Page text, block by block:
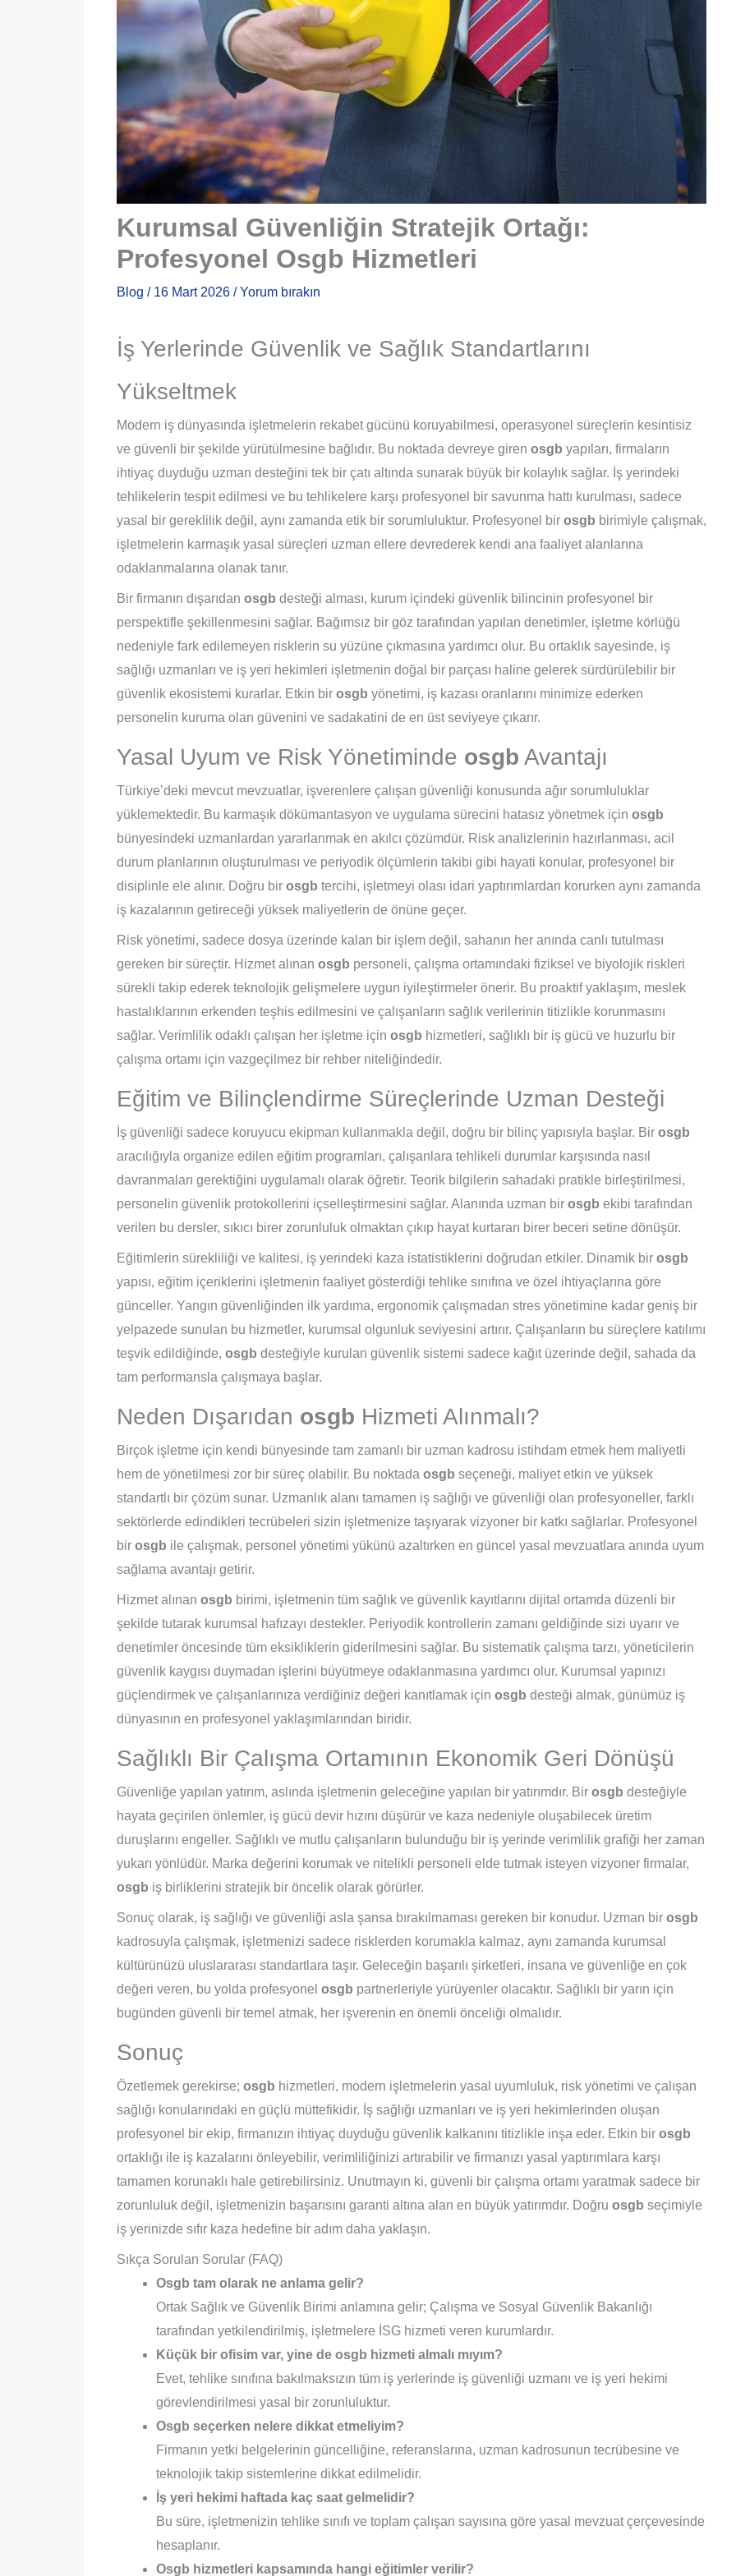
Kurumsal Güvenliğin Stratejik Ortağı:
Profesyonel Osgb Hizmetleri
Blog / 16 Mart 2026 /Yorum bırakın
İş Yerlerinde Güvenlik ve Sağlık Standartlarını
Yükseltmek
Modern iş dünyasında işletmelerin rekabet gücünü koruyabilmesi, operasyonel süreçlerin kesintisiz
ve güvenli bir şekilde yürütülmesine bağlıdır. Bu noktada devreye giren osgb yapıları, firmaların
ihtiyaç duyduğu uzman desteğini tek bir çatı altında sunarak büyük bir kolaylık sağlar. İş yerindeki
tehlikelerin tespit edilmesi ve bu tehlikelere karşı profesyonel bir savunma hattı kurulması, sadece
yasal bir gereklilik değil, aynı zamanda etik bir sorumluluktur. Profesyonel bir osgb birimiyle çalışmak,
işletmelerin karmaşık yasal süreçleri uzman ellere devrederek kendi ana faaliyet alanlarına
odaklanmalarına olanak tanır.
Bir firmanın dışarıdan osgb desteği alması, kurum içindeki güvenlik bilincinin profesyonel bir
perspektifle şekillenmesini sağlar. Bağımsız bir göz tarafından yapılan denetimler, işletme körlüğü
nedeniyle fark edilemeyen risklerin su yüzüne çıkmasına yardımcı olur. Bu ortaklık sayesinde, iş
sağlığı uzmanları ve iş yeri hekimleri işletmenin doğal bir parçası haline gelerek sürdürülebilir bir
güvenlik ekosistemi kurarlar. Etkin bir osgb yönetimi, iş kazası oranlarını minimize ederken
personelin kuruma olan güvenini ve sadakatini de en üst seviyeye çıkarır.
Yasal Uyum ve Risk Yönetiminde osgb Avantajı
Türkiye’deki mevcut mevzuatlar, işverenlere çalışan güvenliği konusunda ağır sorumluluklar
yüklemektedir. Bu karmaşık dökümantasyon ve uygulama sürecini hatasız yönetmek için osgb
bünyesindeki uzmanlardan yararlanmak en akılcı çözümdür. Risk analizlerinin hazırlanması, acil
durum planlarının oluşturulması ve periyodik ölçümlerin takibi gibi hayati konular, profesyonel bir
disiplinle ele alınır. Doğru bir osgb tercihi, işletmeyi olası idari yaptırımlardan korurken aynı zamanda
iş kazalarının getireceği yüksek maliyetlerin de önüne geçer.
Risk yönetimi, sadece dosya üzerinde kalan bir işlem değil, sahanın her anında canlı tutulması
gereken bir süreçtir. Hizmet alınan osgb personeli, çalışma ortamındaki fiziksel ve biyolojik riskleri
sürekli takip ederek teknolojik gelişmelere uygun iyileştirmeler önerir. Bu proaktif yaklaşım, meslek
hastalıklarının erkenden teşhis edilmesini ve çalışanların sağlık verilerinin titizlikle korunmasını
sağlar. Verimlilik odaklı çalışan her işletme için osgb hizmetleri, sağlıklı bir iş gücü ve huzurlu bir
çalışma ortamı için vazgeçilmez bir rehber niteliğindedir.
Eğitim ve Bilinçlendirme Süreçlerinde Uzman Desteği
İş güvenliği sadece koruyucu ekipman kullanmakla değil, doğru bir bilinç yapısıyla başlar. Bir osgb
aracılığıyla organize edilen eğitim programları, çalışanlara tehlikeli durumlar karşısında nasıl
davranmaları gerektiğini uygulamalı olarak öğretir. Teorik bilgilerin sahadaki pratikle birleştirilmesi,
personelin güvenlik protokollerini içselleştirmesini sağlar. Alanında uzman bir osgb ekibi tarafından
verilen bu dersler, sıkıcı birer zorunluluk olmaktan çıkıp hayat kurtaran birer beceri setine dönüşür.
Eğitimlerin sürekliliği ve kalitesi, iş yerindeki kaza istatistiklerini doğrudan etkiler. Dinamik bir osgb
yapısı, eğitim içeriklerini işletmenin faaliyet gösterdiği tehlike sınıfına ve özel ihtiyaçlarına göre
günceller. Yangın güvenliğinden ilk yardıma, ergonomik çalışmadan stres yönetimine kadar geniş bir
yelpazede sunulan bu hizmetler, kurumsal olgunluk seviyesini artırır. Çalışanların bu süreçlere katılımı
teşvik edildiğinde, osgb desteğiyle kurulan güvenlik sistemi sadece kağıt üzerinde değil, sahada da
tam performansla çalışmaya başlar.
Neden Dışarıdan osgb Hizmeti Alınmalı?
Birçok işletme için kendi bünyesinde tam zamanlı bir uzman kadrosu istihdam etmek hem maliyetli
hem de yönetilmesi zor bir süreç olabilir. Bu noktada osgb seçeneği, maliyet etkin ve yüksek
standartlı bir çözüm sunar. Uzmanlık alanı tamamen iş sağlığı ve güvenliği olan profesyoneller, farklı
sektörlerde edindikleri tecrübeleri sizin işletmenize taşıyarak vizyoner bir katkı sağlarlar. Profesyonel
bir osgb ile çalışmak, personel yönetimi yükünü azaltırken en güncel yasal mevzuatlara anında uyum
sağlama avantajı getirir.
Hizmet alınan osgb birimi, işletmenin tüm sağlık ve güvenlik kayıtlarını dijital ortamda düzenli bir
şekilde tutarak kurumsal hafızayı destekler. Periyodik kontrollerin zamanı geldiğinde sizi uyarır ve
denetimler öncesinde tüm eksikliklerin giderilmesini sağlar. Bu sistematik çalışma tarzı, yöneticilerin
güvenlik kaygısı duymadan işlerini büyütmeye odaklanmasına yardımcı olur. Kurumsal yapınızı
güçlendirmek ve çalışanlarınıza verdiğiniz değeri kanıtlamak için osgb desteği almak, günümüz iş
dünyasının en profesyonel yaklaşımlarından biridir.
Sağlıklı Bir Çalışma Ortamının Ekonomik Geri Dönüşü
Güvenliğe yapılan yatırım, aslında işletmenin geleceğine yapılan bir yatırımdır. Bir osgb desteğiyle
hayata geçirilen önlemler, iş gücü devir hızını düşürür ve kaza nedeniyle oluşabilecek üretim
duruşlarını engeller. Sağlıklı ve mutlu çalışanların bulunduğu bir iş yerinde verimlilik grafiği her zaman
yukarı yönlüdür. Marka değerini korumak ve nitelikli personeli elde tutmak isteyen vizyoner firmalar,
osgb iş birliklerini stratejik bir öncelik olarak görürler.
Sonuç olarak, iş sağlığı ve güvenliği asla şansa bırakılmaması gereken bir konudur. Uzman bir osgb
kadrosuyla çalışmak, işletmenizi sadece risklerden korumakla kalmaz, aynı zamanda kurumsal
kültürünüzü uluslararası standartlara taşır. Geleceğin başarılı şirketleri, insana ve güvenliğe en çok
değeri veren, bu yolda profesyonel osgb partnerleriyle yürüyenler olacaktır. Sağlıklı bir yarın için
bugünden güvenli bir temel atmak, her işverenin en önemli önceliği olmalıdır.
Sonuç
Özetlemek gerekirse; osgb hizmetleri, modern işletmelerin yasal uyumluluk, risk yönetimi ve çalışan
sağlığı konularındaki en güçlü müttefikidir. İş sağlığı uzmanları ve iş yeri hekimlerinden oluşan
profesyonel bir ekip, firmanızın ihtiyaç duyduğu güvenlik kalkanını titizlikle inşa eder. Etkin bir osgb
ortaklığı ile iş kazalarını önleyebilir, verimliliğinizi artırabilir ve firmanızı yasal yaptırımlara karşı
tamamen korunaklı hale getirebilirsiniz. Unutmayın ki, güvenli bir çalışma ortamı yaratmak sadece bir
zorunluluk değil, işletmenizin başarısını garanti altına alan en büyük yatırımdır. Doğru osgb seçimiyle
iş yerinizde sıfır kaza hedefine bir adım daha yaklaşın.
Sıkça Sorulan Sorular (FAQ)
Osgb tam olarak ne anlama gelir?
Ortak Sağlık ve Güvenlik Birimi anlamına gelir; Çalışma ve Sosyal Güvenlik Bakanlığı
tarafından yetkilendirilmiş, işletmelere İSG hizmeti veren kurumlardır.
Küçük bir ofisim var, yine de osgb hizmeti almalı mıyım?
Evet, tehlike sınıfına bakılmaksızın tüm iş yerlerinde iş güvenliği uzmanı ve iş yeri hekimi
görevlendirilmesi yasal bir zorunluluktur.
Osgb seçerken nelere dikkat etmeliyim?
Firmanın yetki belgelerinin güncelliğine, referanslarına, uzman kadrosunun tecrübesine ve
teknolojik takip sistemlerine dikkat edilmelidir.
İş yeri hekimi haftada kaç saat gelmelidir?
Bu süre, işletmenizin tehlike sınıfı ve toplam çalışan sayısına göre yasal mevzuat çerçevesinde
hesaplanır.
Osgb hizmetleri kapsamında hangi eğitimler verilir?